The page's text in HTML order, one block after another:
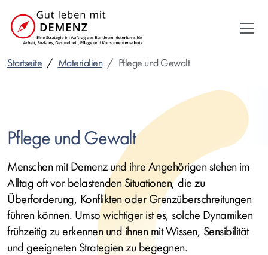
zum
Inhalt
Startseite Materialien Pflege und Gewalt
Pflege und Gewalt
Menschen mit Demenz und ihre Angehörigen stehen im
Alltag oft vor belastenden Situationen, die zu
Überforderung, Konflikten oder Grenzüberschreitungen
führen können. Umso wichtiger ist es, solche Dynamiken
frühzeitig zu erkennen und ihnen mit Wissen, Sensibilität
und geeigneten Strategien zu begegnen.